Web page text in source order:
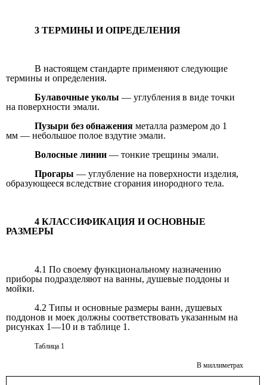
3 ТЕРМИНЫ И ОПРЕДЕЛЕНИЯ
В настоящем стандарте применяют следующие
термины и определения.
Булавочные уколы — углубления в виде точки
на поверхности эмали.
Пузыри без обнажения металла размером до 1
мм — небольшое полое вздутие эмали.
Волосные линии — тонкие трещины эмали.
Прогары — углубление на поверхности изделия,
образующееся вследствие сгорания инородного тела.
4 КЛАССИФИКАЦИЯ И ОСНОВНЫЕ
РАЗМЕРЫ
4.1 По своему функциональному назначению
приборы подразделяют на ванны, душевые поддоны и
мойки.
4.2 Типы и основные размеры ванн, душевых
поддонов и моек должны соответствовать указанным на
рисунках 1—10 и в таблице 1.
Таблица 1
В миллиметрах